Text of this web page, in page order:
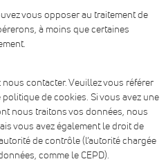
vous opposer au traitement de
à moins que certaines
contacter. Veuillez vous référer
de cookies. Si vous avez une
nous traitons vos données, nous
vous avez également le droit de
de contrôle (l’autorité chargée
comme le CEPD).